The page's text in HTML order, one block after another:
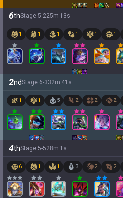
6thStage 5-225m 13s
1 1 1 1 1 1
2ndStage 6-332m 41 s
1 1 5 2 2 2
4thStage 5-528m 1 s
6 1 1 3 2 2